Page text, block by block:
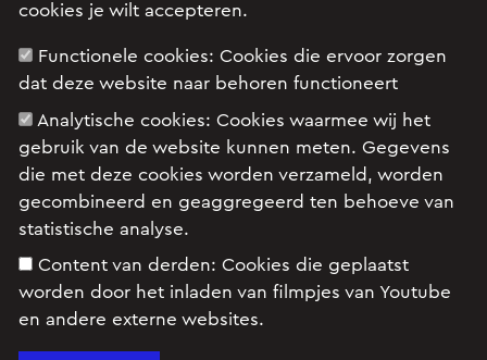
Examenopgave natuurkunde 12 2006 tijdvak 2:
opgave 4
Opgave
cookies je wilt accepteren.
Functionele cookies: Cookies die ervoor zorgen
dat deze website naar behoren functioneert
Analytische cookies: Cookies waarmee wij het
gebruik van de website kunnen meten. Gegevens
die met deze cookies worden verzameld, worden
gecombineerd en geaggregeerd ten behoeve van
statistische analyse.
Content van derden: Cookies die geplaatst
worden door het inladen van filmpjes van Youtube
en andere externe websites.